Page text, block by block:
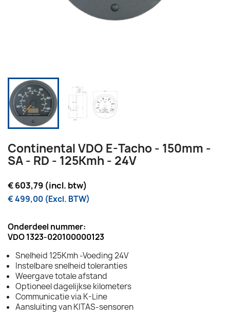
Continental VDO E-Tacho - 150mm -
SA - RD - 125Kmh - 24V
€ 603,79 (incl. btw)
€ 499,00 (Excl. BTW)
Onderdeel nummer:
VDO 1323-020100000123
Snelheid 125Kmh -Voeding 24V
Instelbare snelheid toleranties
Weergave totale afstand
Optioneel dagelijkse kilometers
Communicatie via K-Line
Aansluiting van KITAS-sensoren